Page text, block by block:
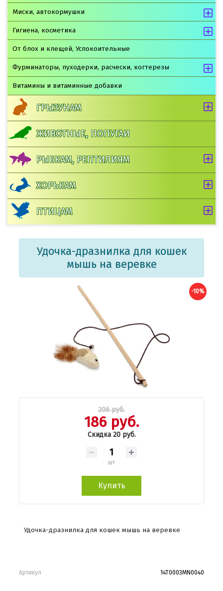
Миски, автокормушки
Гигиена, косметика
От блох и клещей, Успокоительные
Фурминаторы, пуходерки, расчески, когтерезы
Витамины и витаминные добавки
ГРЫЗУНАМ
ЖИВОТНЫЕ, ПОПУГАИ
РЫБКАМ, РЕПТИЛИЯМ
ХОРЬКАМ
ПТИЦАМ
Удочка-дразнилка для кошек
мышь на веревке
-10%
206 руб.
186 руб.
Скидка 20 руб.
шт
Купить
Удочка-дразнилка для кошек мышь на веревке
Артикул 14T0003MN0040